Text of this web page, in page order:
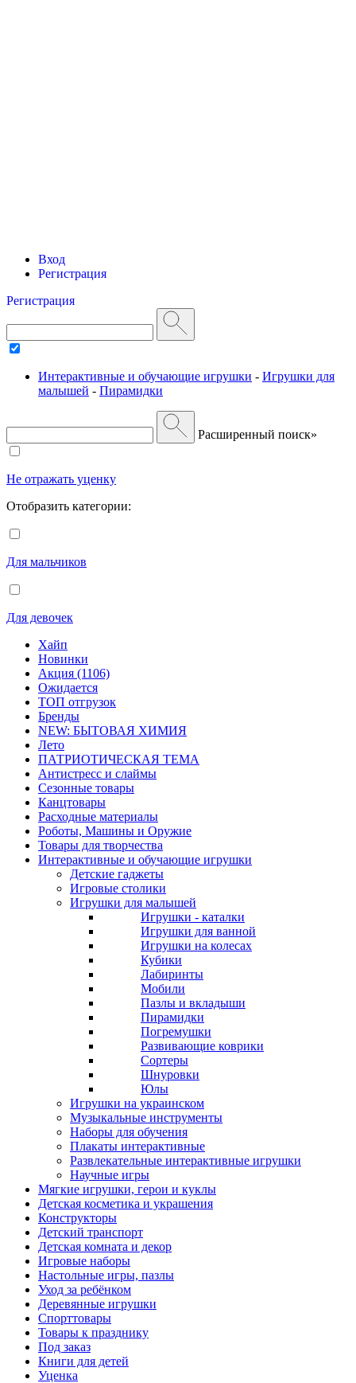
Вход
Регистрация
Регистрация
Интерактивные и обучающие игрушки - Игрушки для
малышей - Пирамидки
Расширенный поиск»
Не отражать уценку
Отобразить категории:
Для мальчиков
Для девочек
Хайп
Новинки
Акция (1106)
Ожидается
ТОП отгрузок
Бренды
NEW: БЫТОВАЯ ХИМИЯ
Лето
ПАТРИОТИЧЕСКАЯ ТЕМА
Антистресс и слаймы
Сезонные товары
Канцтовары
Расходные материалы
Роботы, Машины и Оружие
Товары для творчества
Интерактивные и обучающие игрушки
Детские гаджеты
Игровые столики
Игрушки для малышей
Игрушки - каталки
Игрушки для ванной
Игрушки на колесах
Кубики
Лабиринты
Мобили
Пазлы и вкладыши
Пирамидки
Погремушки
Развивающие коврики
Сортеры
Шнуровки
Юлы
Игрушки на украинском
Музыкальные инструменты
Наборы для обучения
Плакаты интерактивные
Развлекательные интерактивные игрушки
Научные игры
Мягкие игрушки, герои и куклы
Детская косметика и украшения
Конструкторы
Детский транспорт
Детская комната и декор
Игровые наборы
Настольные игры, пазлы
Уход за ребёнком
Деревянные игрушки
Спорттовары
Товары к празднику
Под заказ
Книги для детей
Уценка